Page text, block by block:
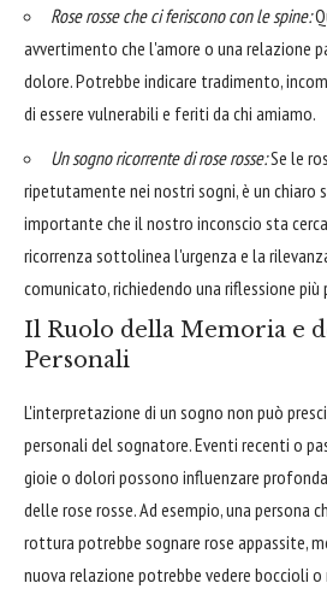
Rose rosse che ci feriscono con le spine:
avvertimento che l'amore o una relazione
dolore. Potrebbe indicare tradimento,
di essere vulnerabili e feriti da chi amiamo.
Un sogno ricorrente di rose rosse:Se le
ripetutamente nei nostri sogni, è un chiaro
importante che il nostro inconscio sta
ricorrenza sottolinea l'urgenza e la
comunicato, richiedendo una riflessione più
Il Ruolo della Memoria e
Personali
L'interpretazione di un sogno non può
personali del sognatore. Eventi recenti o
gioie o dolori possono influenzare
delle rose rosse. Ad esempio, una persona
rottura potrebbe sognare rose appassite,
nuova relazione potrebbe vedere boccioli o